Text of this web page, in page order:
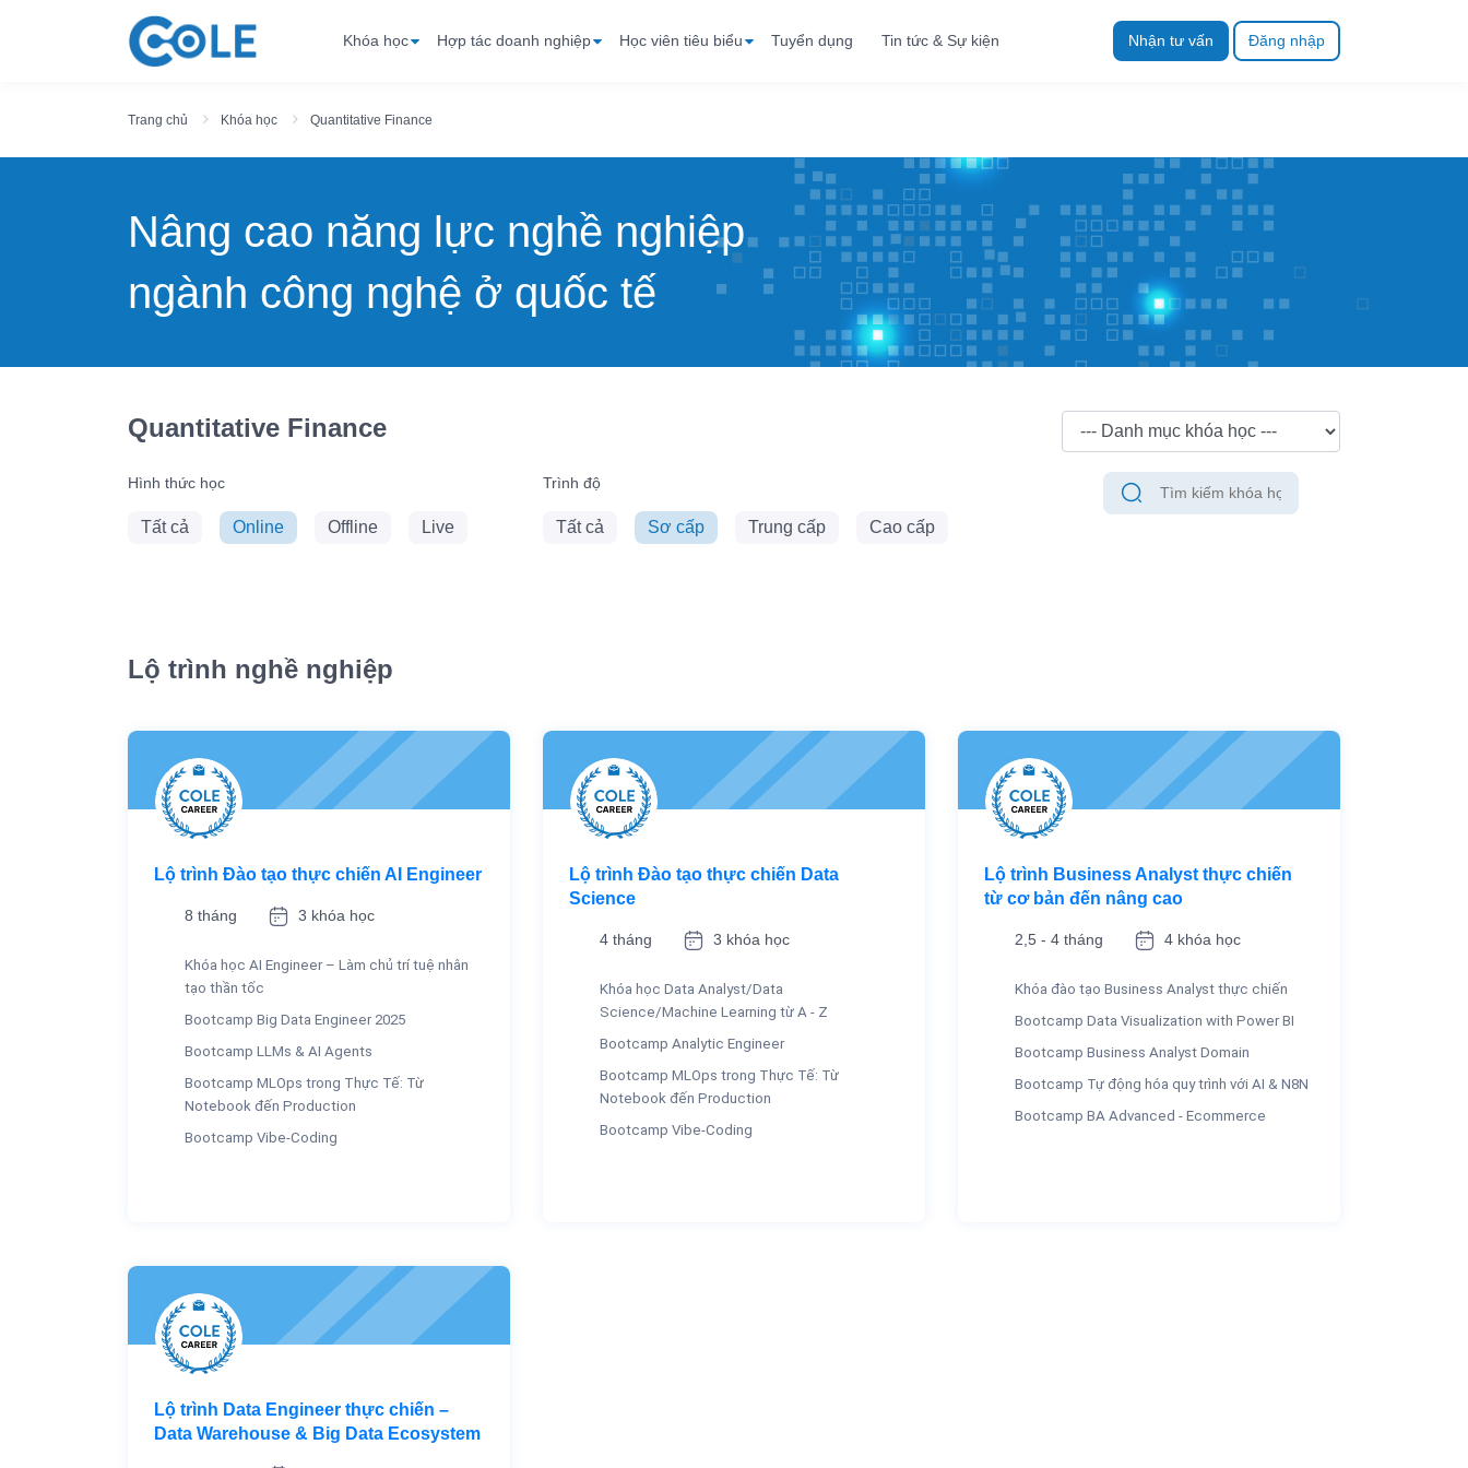
Khóa học Hợp tác doanh nghiệp Học viên tiêu biểu Tuyển dụng Tin tức & Sự kiện Nhận tư vấn Đăng nhập
Trang chủ Khóa học Quantitative Finance
Nâng cao năng lực nghề nghiệp
ngành công nghệ ở quốc tế
Quantitative Finance
Hình thức học
Tất cả Online Offline Live
Trình độ
Tất cả Sơ cấp Trung cấp Cao cấp
Lộ trình nghề nghiệp
Lộ trình Đào tạo thực chiến AI Engineer
8 tháng 3 khóa học
Khóa học AI Engineer – Làm chủ trí tuệ nhân
tạo thần tốc
Bootcamp Big Data Engineer 2025
Bootcamp LLMs & AI Agents
Bootcamp MLOps trong Thực Tế: Từ
Notebook đến Production
Bootcamp Vibe-Coding
Lộ trình Đào tạo thực chiến Data
Science
4 tháng 3 khóa học
Khóa học Data Analyst/Data
Science/Machine Learning từ A - Z
Bootcamp Analytic Engineer
Bootcamp MLOps trong Thực Tế: Từ
Notebook đến Production
Bootcamp Vibe-Coding
Lộ trình Business Analyst thực chiến
từ cơ bản đến nâng cao
2,5 - 4 tháng 4 khóa học
Khóa đào tạo Business Analyst thực chiến
Bootcamp Data Visualization with Power BI
Bootcamp Business Analyst Domain
Bootcamp Tự động hóa quy trình với AI & N8N
Bootcamp BA Advanced - Ecommerce
Lộ trình Data Engineer thực chiến –
Data Warehouse & Big Data Ecosystem